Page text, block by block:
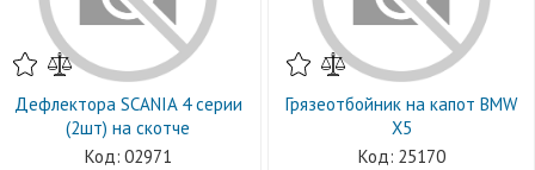
Дефлектора SCANIA 4 серии
(2шт) на скотче
02971
Грязеотбойник на капот BMW
X5
25170